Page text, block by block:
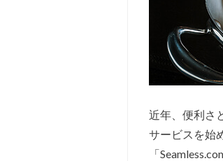
近年、便利さ
サービスを始
「